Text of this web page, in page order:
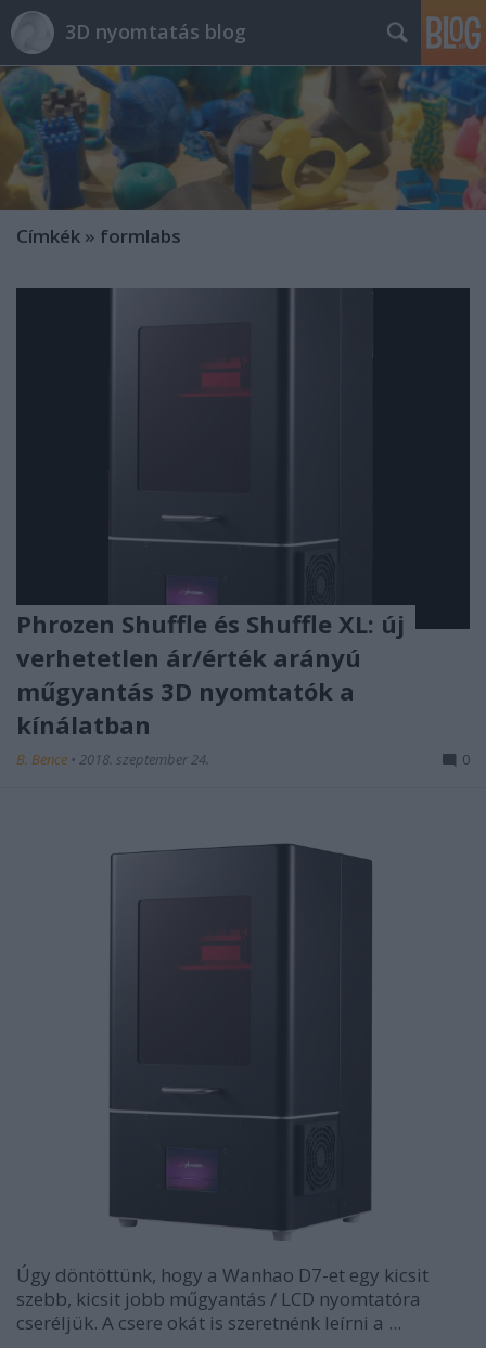
3D nyomtatás blog
Címkék » formlabs
Phrozen Shuffle és Shuffle XL: új
verhetetlen ár/érték arányú
műgyantás 3D nyomtatók a
kínálatban
B. Bence • 2018. szeptember 24. 0
Úgy döntöttünk, hogy a Wanhao D7-et egy kicsit
szebb, kicsit jobb műgyantás / LCD nyomtatóra
cseréljük. A csere okát is szeretnénk leírni a ...